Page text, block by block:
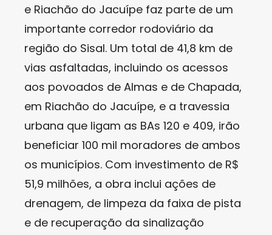
e Riachão do Jacuípe faz parte de um
importante corredor rodoviário da
região do Sisal. Um total de 41,8 km de
vias asfaltadas, incluindo os acessos
aos povoados de Almas e de Chapada,
em Riachão do Jacuípe, e a travessia
urbana que ligam as BAs 120 e 409, irão
beneficiar 100 mil moradores de ambos
os municípios. Com investimento de R$
51,9 milhões, a obra inclui ações de
drenagem, de limpeza da faixa de pista
e de recuperação da sinalização